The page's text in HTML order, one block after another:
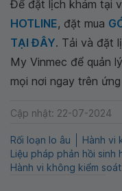
Để đặt lịch khám tại
HOTLINE, đặt mua
TẠI ĐÂY. Tải và đặt
My Vinmec để quản
mọi nơi ngay trên
Cập nhật: 22-07-2024
Rối loạn lo âu
Hành vi
Liệu pháp phản hồi sinh
Hành vi không kiểm soát